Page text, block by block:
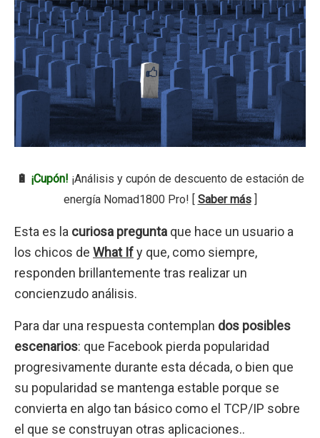
🔋 ¡Cupón! ¡Análisis y cupón de descuento de estación de
energía Nomad1800 Pro! [ Saber más]
Esta es la curiosa pregunta que hace un usuario a
los chicos de What Ify que, como siempre,
responden brillantemente tras realizar un
concienzudo análisis.
Para dar una respuesta contemplan dos posibles
escenarios: que Facebook pierda popularidad
progresivamente durante esta década, o bien que
su popularidad se mantenga estable porque se
convierta en algo tan básico como el TCP/IP sobre
el que se construyan otras aplicaciones..